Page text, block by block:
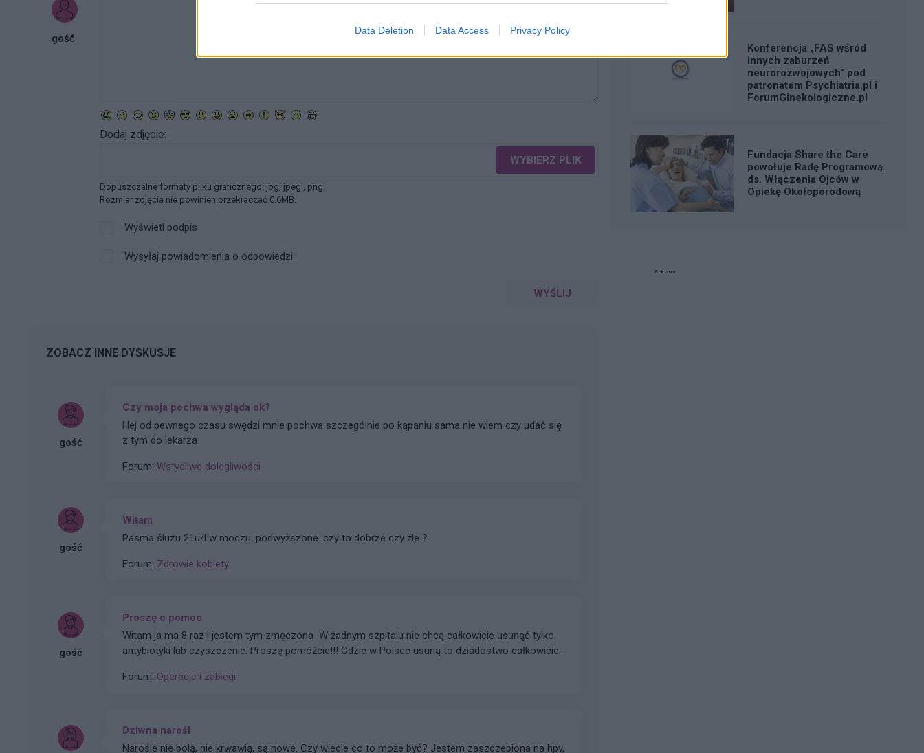
Data Deletion Data Access Privacy Policy
gość
Dodaj zdjęcie:
WYBIERZ PLIK
Dopuszczalne formaty pliku graficznego: jpg, jpeg , png.
Rozmiar zdjęcia nie powinien przekraczać 0.6MB.
Wyświetl podpis
Wysyłaj powiadomienia o odpowiedzi
WYŚLIJ
ZOBACZ INNE DYSKUSJE
gość
Czy moja pochwa wygląda ok?
Hej od pewnego czasu swędzi mnie pochwa szczególnie po kąpaniu sama nie wiem czy udać się
z tym do lekarza
Forum: Wstydliwe dolegliwości
gość
Witam
Pasma śluzu 21u/l w moczu .podwyższone .czy to dobrze czy źle ?
Forum: Zdrowie kobiety
gość
Proszę o pomoc
Witam ja ma 8 raz i jestem tym zmęczona W żadnym szpitalu nie chcą całkowicie usunąć tylko
antybiotyki lub czyszczenie. Proszę pomóżcie!!! Gdzie w Polsce usuną to dziadostwo całkowicie
Forum: Operacje i zabiegi
Dziwna narośl
Narośle nie bolą, nie krwawią, są nowe. Czy wiecie co to może być? Jestem zaszczepiona na hpv,
Konferencja „FAS wśród
innych zaburzeń
neurorozwojowych” pod
patronatem Psychiatria.pl i
ForumGinekologiczne.pl
Fundacja Share the Care
powołuje Radę Programową
ds. Włączenia Ojców w
Opiekę Okołoporodową
Reklama: